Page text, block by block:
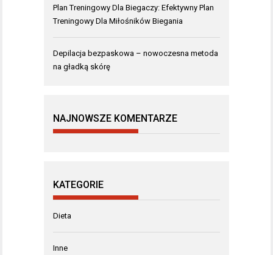
Plan Treningowy Dla Biegaczy: Efektywny Plan
Treningowy Dla Miłośników Biegania
Depilacja bezpaskowa – nowoczesna metoda
na gładką skórę
NAJNOWSZE KOMENTARZE
KATEGORIE
Dieta
Inne